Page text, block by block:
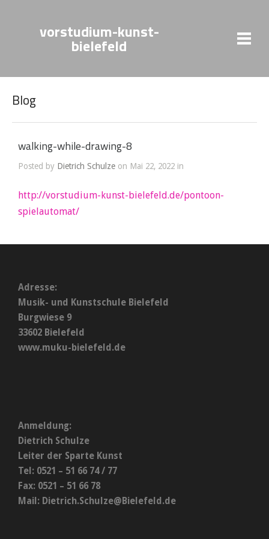
vorstudium-kunst-
bielefeld
Blog
walking-while-drawing-8
Posted by Dietrich Schulze on Mai 22, 2022 in
http://vorstudium-kunst-bielefeld.de/pontoon-
spielautomat/
Adresse:
Musik- und Kunstschule Bielefeld
Burgwiese 9
33602 Bielefeld
www.muku-bielefeld.de
Anmeldung:
Dietrich Schulze
Leiter der Sparte Kunst
Tel: 0521 – 51 66 74 / 77
Fax: 0521 – 51 66 78
Mail: Dietrich.Schulze@Bielefeld.de